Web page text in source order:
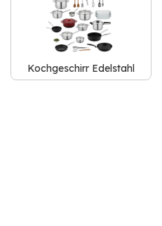
Kochgeschirr Edelstahl